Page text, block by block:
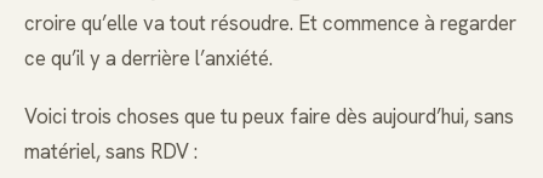
croire qu’elle va tout résoudre. Et commence à regarder
ce qu’il y a derrière l’anxiété.
Voici trois choses que tu peux faire dès aujourd’hui, sans
matériel, sans RDV :